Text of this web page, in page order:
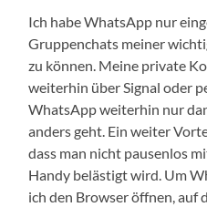
Ich habe WhatsApp nur
Gruppenchats meiner
zu können. Meine private
weiterhin über Signal oder
WhatsApp weiterhin nur
anders geht. Ein weiter
dass man nicht pausenlos
Handy belästigt wird. Um
ich den Browser öffnen,